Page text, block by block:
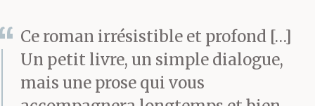
position politique et ce
qu’ils pensent de
Ce roman irrésistible et profond […]
Un petit livre, un simple dialogue,
mais une prose qui vous